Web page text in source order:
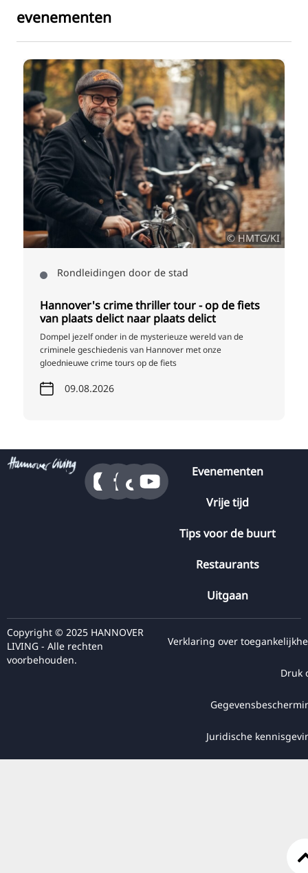
evenementen
© HMTG/KI
Rondleidingen door de stad
Hannover's crime thriller tour - op de fiets
van plaats delict naar plaats delict
Dompel jezelf onder in de mysterieuze wereld van de
criminele geschiedenis van Hannover met onze
gloednieuwe crime tours op de fiets
09.08.2026
Evenementen
Vrije tijd
Tips voor de buurt
Restaurants
Uitgaan
Copyright © 2025 HANNOVER
LIVING - Alle rechten
voorbehouden.
Verklaring over
Druk
Juridische